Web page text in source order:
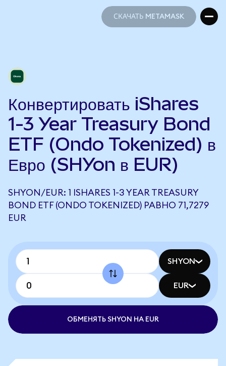
СКАЧАТЬ METAMASK
Конвертировать iShares
1-3 Year Treasury Bond
ETF (Ondo Tokenized) в
Евро (SHYon в EUR)
SHYON/EUR: 1 ISHARES 1-3 YEAR TREASURY
BOND ETF (ONDO TOKENIZED) РАВНО 71,7279
EUR
SHYON
EUR
ОБМЕНЯТЬ SHYON НА EUR